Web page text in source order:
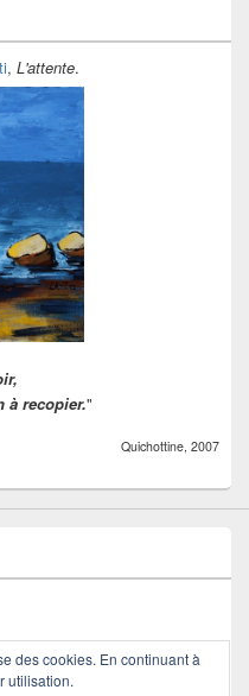
, L'attente.
à recopier."
Quichottine, 2007
des cookies. En continuant à
utilisation.